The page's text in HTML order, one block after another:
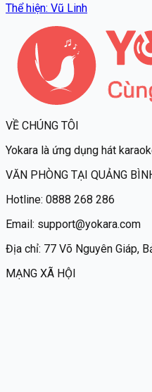
Thể hiện: Vũ Linh
VỀ CHÚNG TÔI
Yokara là ứng dụng hát
VĂN PHÒNG TẠI QUẢNG
Hotline: 0888 268 286
Email: support@yokara.com
Địa chỉ: 77 Võ Nguyên Giáp,
MẠNG XÃ HỘI